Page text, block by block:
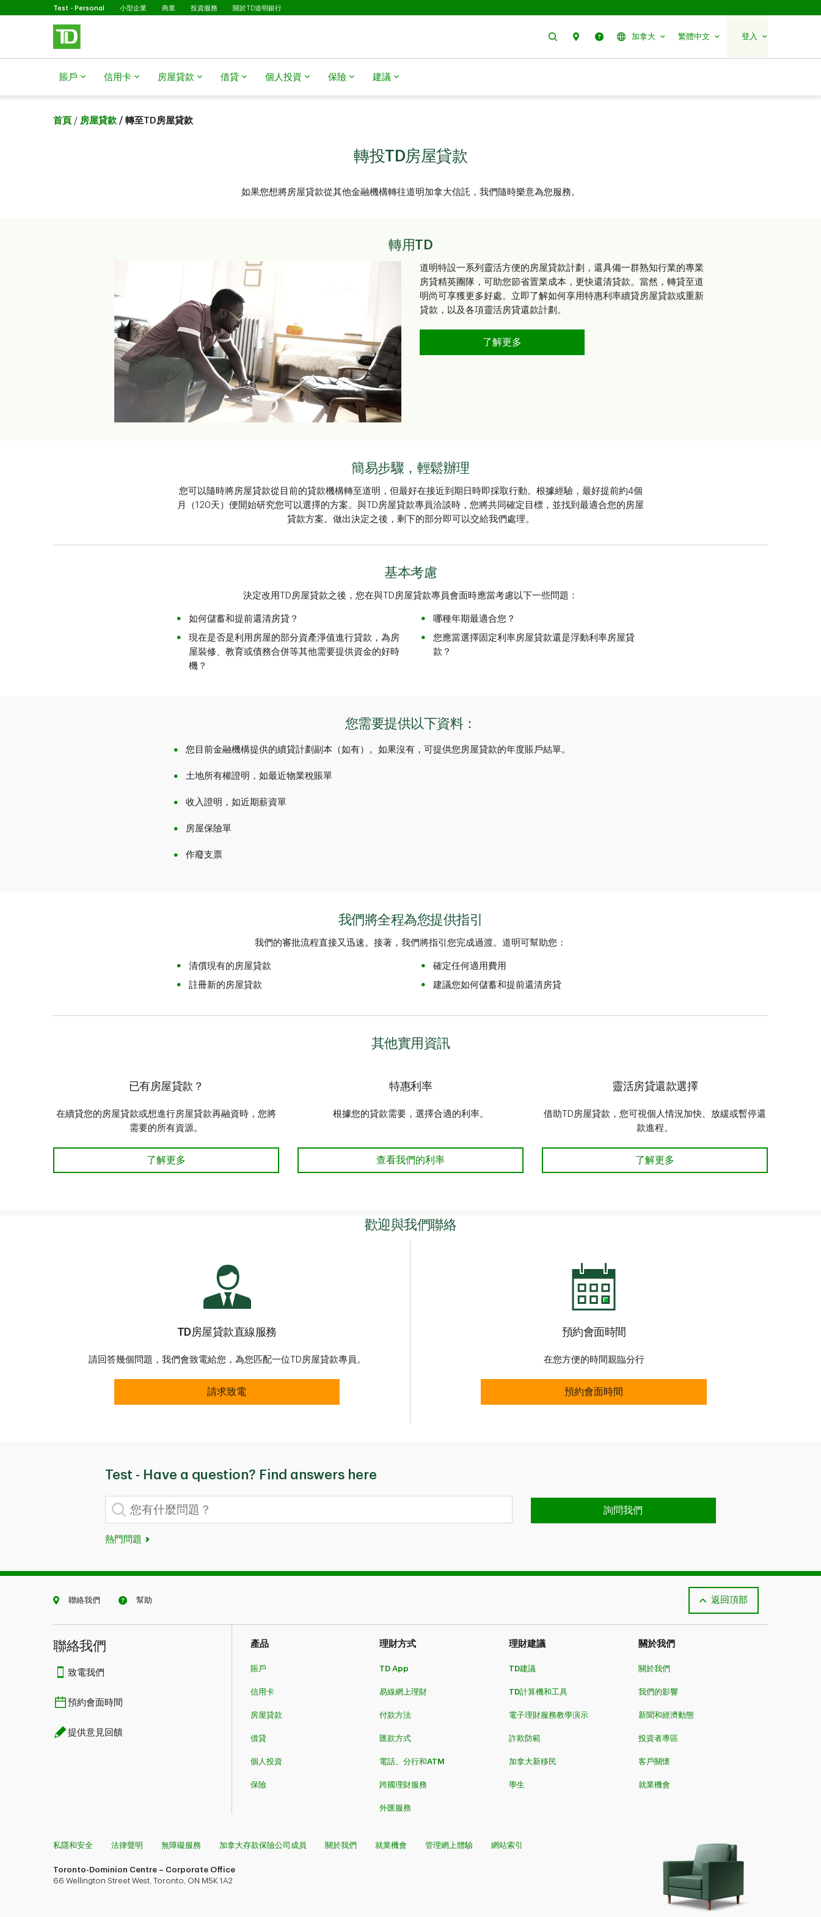
略過進入主要內容Test - Personal 已選擇小型企業 商業 投資服務 關於TD道明銀行
搜尋 聯絡我們幫助 加拿大 繁體中文 登入
賬戶 信用卡 房屋貸款​​​​​​​ 借貸 個人投資 保險 建議
首頁 / 房屋貸款 / 轉至TD房屋貸款
轉投TD房屋貸款
如果您想將房屋貸款從其他金融機構轉往道明加拿大信託，我們隨時樂意為您服務。
轉用TD
道明特設一系列靈活方便的房屋貸款計劃，還具備一群熟知行業的專業
房貸精英團隊，可助您節省置業成本，更快還清貸款。當然，轉貸至道
明尚可享獲更多好處。立即了解如何享用特惠利率續貸房屋貸款或重新
貸款，以及各項靈活房貸還款計劃。
轉用TD
了解更多
簡易步驟，輕鬆辦理
您可以隨時將房屋貸款從目前的貸款機構轉至道明，但最好在接近到期日時即採取行動。根據經驗，最好提前約4個
月（120天）便開始研究您可以選擇的方案。與TD房屋貸款專員洽談時，您將共同確定目標，並找到最適合您的房屋
貸款方案。做出決定之後，剩下的部分即可以交給我們處理。
基本考慮
決定改用TD房屋貸款之後，您在與TD房屋貸款專員會面時應當考慮以下一些問題：
如何儲蓄和提前還清房貸？
現在是否是利用房屋的部分資產淨值進行貸款，為房
屋裝修、教育或債務合併等其他需要提供資金的好時
機？
哪種年期最適合您？
您應當選擇固定利率房屋貸款還是浮動利率房屋貸
款？
您需要提供以下資料：
您目前金融機構提供的續貸計劃副本（如有）。如果沒有，可提供您房屋貸款的年度賬戶結單。
土地所有權證明，如最近物業稅賬單
收入證明，如近期薪資單
房屋保險單
作廢支票
我們將全程為您提供指引
我們的審批流程直接又迅速。接著，我們將指引您完成過渡。道明可幫助您：
清償現有的房屋貸款
註冊新的房屋貸款
確定任何適用費用
建議您如何儲蓄和提前還清房貸
其他實用資訊
已有房屋貸款？
在續貸您的房屋貸款或想進行房屋貸款再融資時，您將
需要的所有資源。
已有房屋貸款？了解更多
了解更多
特惠利率
根據您的貸款需要，選擇合適的利率。
特惠利率
查看我們的利率
靈活房貸還款選擇
借助TD房屋貸款，您可視個人情況加快、放緩或暫停還
款進程。
靈活房貸還款選擇 了解更多
了解更多
歡迎與我們聯絡
TD房屋貸款直線服務
請回答幾個問題，我們會致電給您，為您匹配一位TD房屋貸款專員。
安全
請求致電
預約會面時間
在您方便的時間親臨分行
預約會面時間
預約會面時間
Test - Have a question? Find answers here
您有什麼問題？
詢問我們
熱門問題
聯絡我們 幫助 返回頂部
聯絡我們
致電我們
預約會面時間
提供意見回饋
產品
賬戶
信用卡
房屋貸款​​​​​​​
借貸
個人投資
保險
理財方式​​​​​​​
TD App
易線網上理財
付款方法
匯款方式
電話、分行和ATM
跨國理財服務
外匯服務
理財建議
TD建議
TD計算機和工具
電子理財服務教學演示
詐欺防範
加拿大新移民
學生
關於我們
關於我們
我們的影響
新聞和經濟動態
投資者專區
客戶關懷
就業機會
私隱和安全 法律聲明 無障礙服務 加拿大存款保險公司成員 關於我們 就業機會 管理網上體驗 網站索引
Toronto-Dominion Centre – Corporate Office
66 Wellington Street West, Toronto, ON M5K 1A2